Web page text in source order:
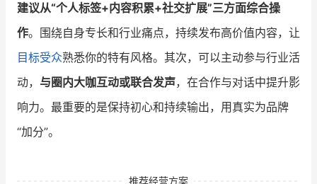
建议从“个人标签+内容积累+社交扩展”三方面综合操
作。围绕自身专长和行业痛点，持续发布高价值内容，让
目标受众熟悉你的特有风格。其次，可以主动参与行业活
动， 与圈内大咖互动或联合发声，在合作与对话中提升影
响力。最重要的是保持初心和持续输出，用真实为品牌
“加分”。
推荐经营方案